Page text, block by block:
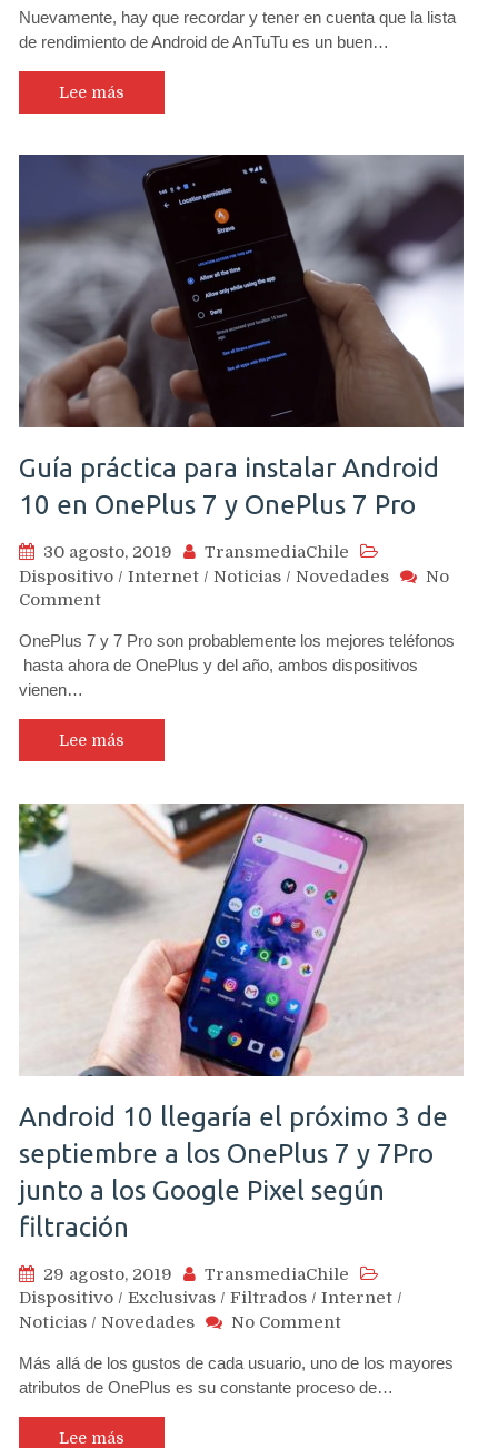
MI9,
BlackShark
2
Pro
y
destacan
nueva
medición
AnTuTu
de
agosto
que
cambia
su
sistema
Nuevamente, hay que recordar y tener en cuenta que la lista
de rendimiento de Android de AnTuTu es un buen…
Lee más
Guía práctica para instalar Android
10 en OnePlus 7 y OnePlus 7 Pro
30 agosto, 2019
TransmediaChile
Dispositivo / Internet / Noticias / Novedades
No
Commenton
práctica
para
Android
10
en
7
OnePlus
7
OnePlus 7 y 7 Pro son probablemente los mejores teléfonos
hasta ahora de OnePlus y del año, ambos dispositivos
vienen…
Lee más
Android 10 llegaría el próximo 3 de
septiembre a los OnePlus 7 y 7Pro
junto a los Google Pixel según
filtración
29 agosto, 2019
TransmediaChile
Dispositivo / Exclusivas / Filtrados / Internet /
Noticias / Novedades No Commenton
10
llegaría
Más allá de los gustos de cada usuario, uno de los mayores
atributos de OnePlus es su constante proceso de…
Lee más